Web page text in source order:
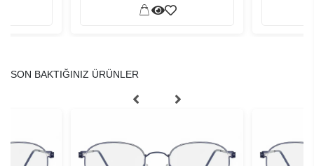
SON BAKTIĞINIZ ÜRÜNLER